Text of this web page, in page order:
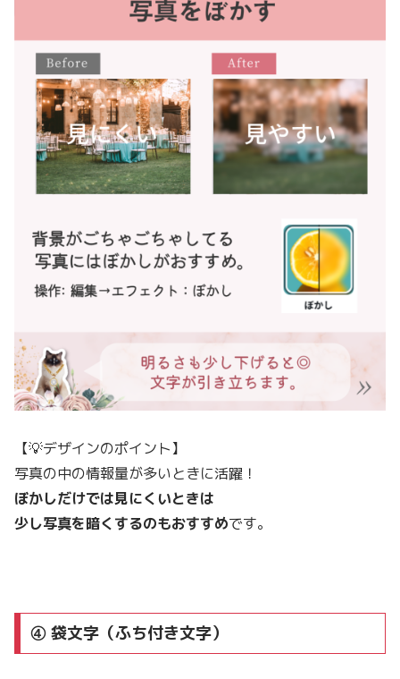
【💡デザインのポイント】
写真の中の情報量が多いときに活躍！
ぼかしだけでは見にくいときは
少し写真を暗くするのもおすすめです。
④ 袋文字（ふち付き文字）